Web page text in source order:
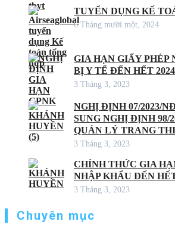
TUYỂN DỤNG KẾ
6 Tháng mười một, 2024
GIA HẠN GIẤY PHÉP
BỊ Y TẾ ĐẾN HẾT 2024
3 Tháng 3, 2023
NGHỊ ĐỊNH 07/2023/
SUNG NGHỊ ĐỊNH 98/
QUẢN LÝ TRANG
3 Tháng 3, 2023
CHÍNH THỨC GIA
NHẬP KHẨU ĐẾN
3 Tháng 3, 2023
Chuyên mục